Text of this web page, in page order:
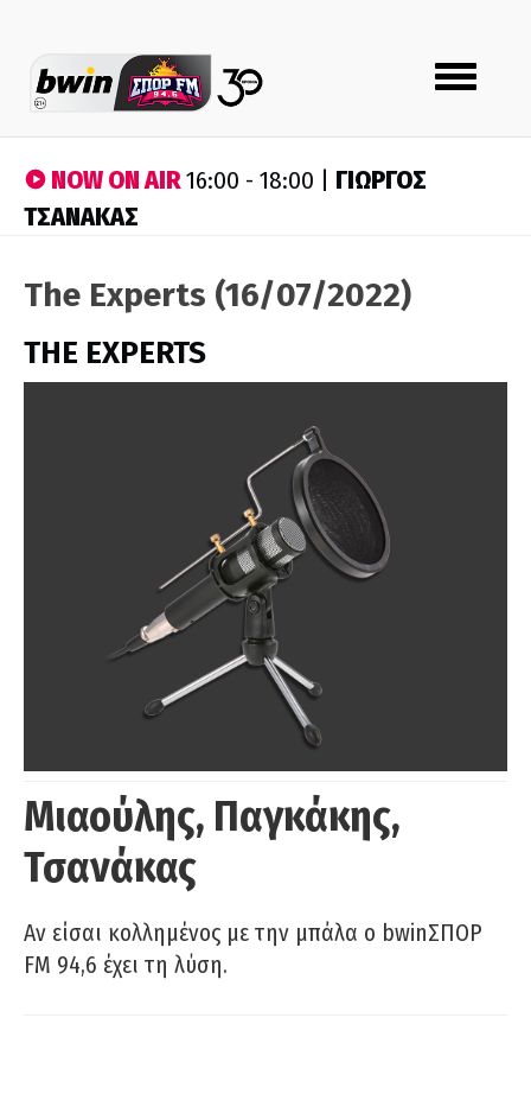
Toggle
navigation
NOW ON AIR16:00 - 18:00 | ΓΙΩΡΓΟΣ
ΤΣΑΝΑΚΑΣ
The Experts (16/07/2022)
THE EXPERTS
Μιαούλης, Παγκάκης,
Τσανάκας
Αν είσαι κολλημένος με την μπάλα ο bwinΣΠΟΡ
FM 94,6 έχει τη λύση.